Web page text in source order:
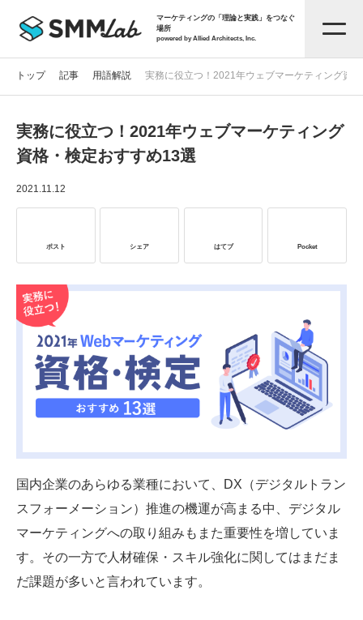
マーケティングの「理論と実践」をつなぐ
場所
powered by Allied Architects, Inc.
記事一覧
お役立ち資料
サービス資料
SMMLabについて
トップ 記事 用語解説 実務に役立つ！2021年ウェブマーケティング資
実務に役立つ！2021年ウェブマーケティング
資格・検定おすすめ13選
2021.11.12
ポスト シェア はてブ Pocket
国内企業のあらゆる業種において、DX（デジタルトラン
スフォーメーション）推進の機運が高まる中、デジタル
マーケティングへの取り組みもまた重要性を増していま
す。その一方で人材確保・スキル強化に関してはまだま
だ課題が多いと言われています。